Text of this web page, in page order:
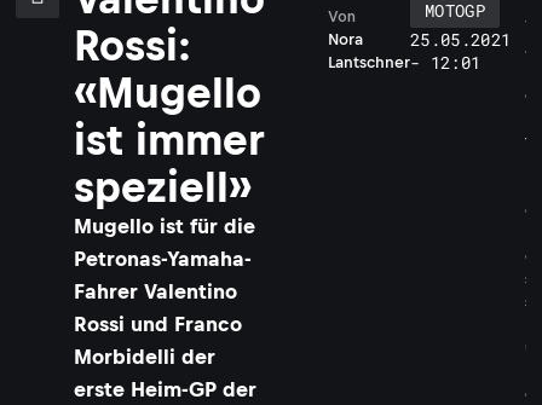
Rossi:
«Mugello
ist immer
speziell»
Mugello ist für die
Petronas-Yamaha-
Fahrer Valentino
Rossi und Franco
Morbidelli der
erste Heim-GP der
Nora
Lantschner
Von
MOTOGP
25.05.2021
- 12:01
V
a
e
t
o
o
s
s
u
d